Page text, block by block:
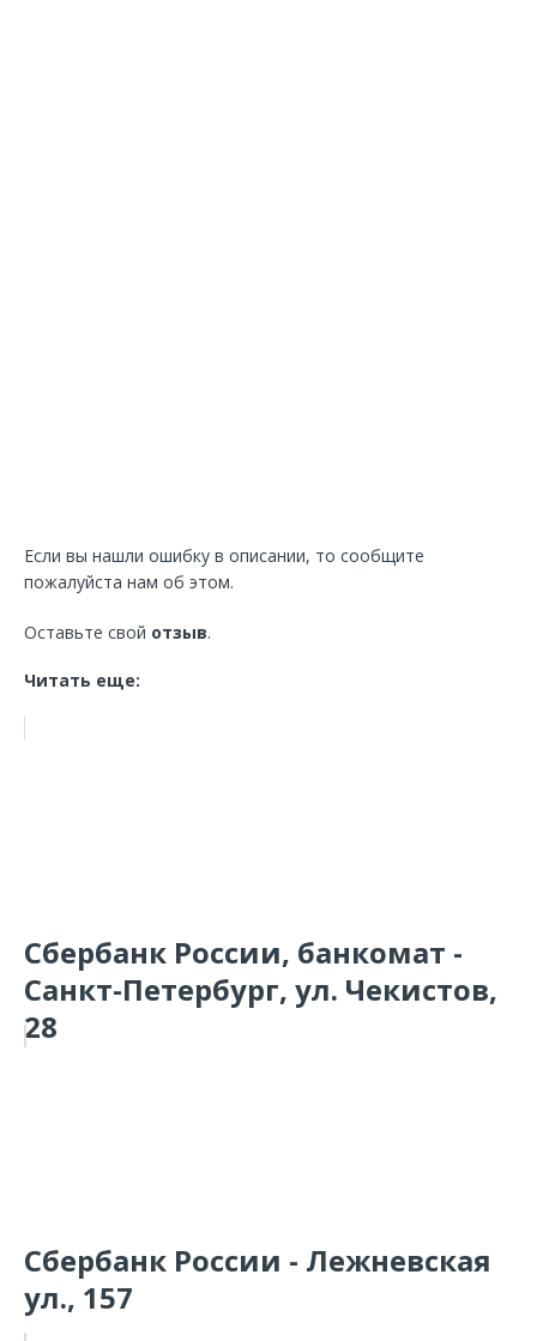
Если вы нашли ошибку в описании, то сообщите
пожалуйста нам об этом.
Оставьте свой отзыв.
Читать еще:
Сбербанк России, банкомат -
Санкт-Петербург, ул. Чекистов,
28
Сбербанк России - Лежневская
ул., 157